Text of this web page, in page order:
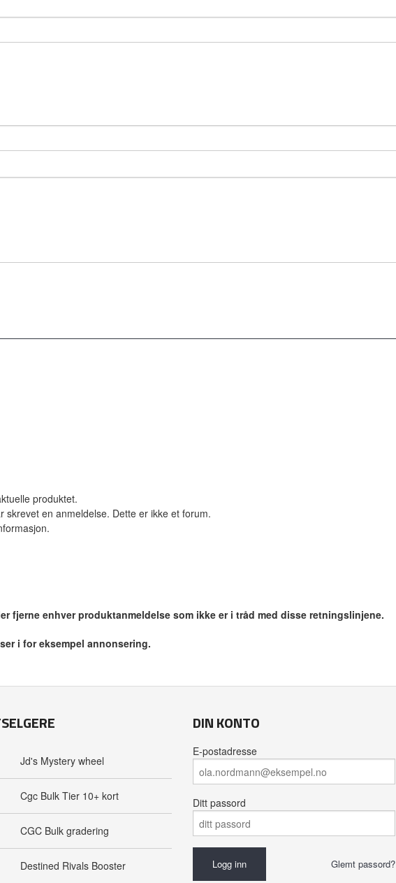
produktet.
en anmeldelse. Dette er ikke et forum.
fjerne enhver produktanmeldelse som ikke er i tråd med disse retningslinjene.
i for eksempel annonsering.
Jd's Mystery wheel
Cgc Bulk Tier 10+ kort
CGC Bulk gradering
Destined Rivals Booster
DIN KONTO
E-postadresse
Ditt passord
Glemt passord?